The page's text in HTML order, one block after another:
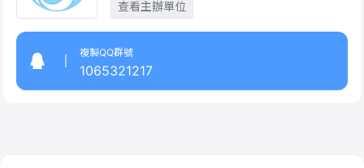
查看主辦單位
複製QQ群號
1065321217